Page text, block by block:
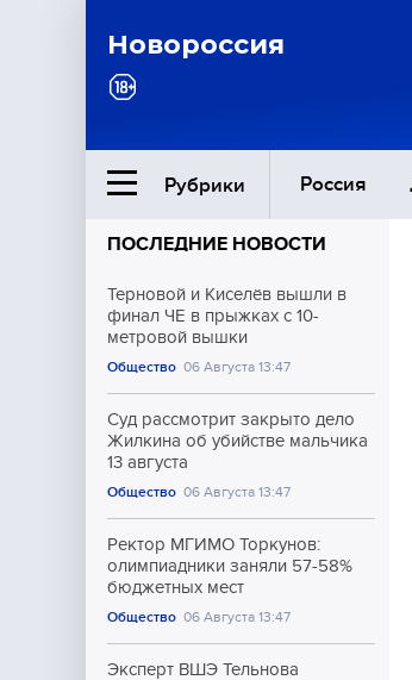
Новороссия
Рубрики Россия
Ближний Восток
Общество
Культура
ПОСЛЕДНИЕ НОВОСТИ
Терновой и Киселёв вышли в
финал ЧЕ в прыжках с 10-
метровой вышки
Общество 06 Августа 13:47
Суд рассмотрит закрыто дело
Жилкина об убийстве мальчика
13 августа
Общество 06 Августа 13:47
Ректор МГИМО Торкунов:
олимпиадники заняли 57-58%
бюджетных мест
Общество 06 Августа 13:47
Эксперт ВШЭ Тельнова